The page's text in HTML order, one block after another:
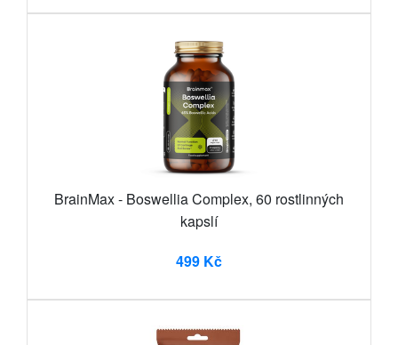
BrainMax - Boswellia Complex, 60 rostlinných
kapslí
499 Kč